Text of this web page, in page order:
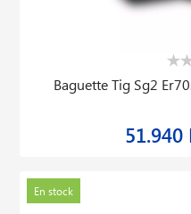
Baguette Tig Sg2
51.940
En stock